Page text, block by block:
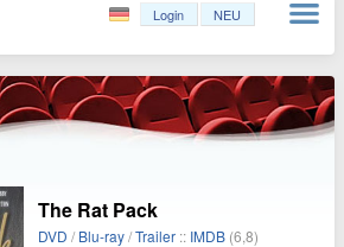
Login NEU
The Rat Pack
DVD /Blu-ray/Trailer :: IMDB (6,8)